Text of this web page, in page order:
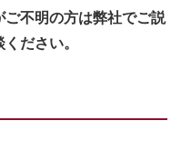
ご不明の方は弊社でご説
ださい。